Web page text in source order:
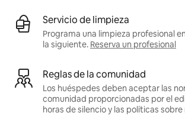
Servicio de limpieza
Programa una limpieza profesional
la siguiente. Reserva un profesional
Reglas de la comunidad
Los huéspedes deben aceptar las
comunidad proporcionadas por el
horas de silencio y las políticas